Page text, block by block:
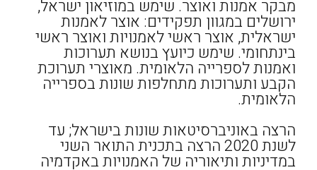
מבקר אמנות ואוצר. שימש במוזיאון ישראל,
ירושלים במגוון תפקידים: אוצר לאמנות
ישראלית, אוצר ראשי לאמנויות ואוצר ראשי
בינתחומי. שימש כיועץ בנושא תערוכות
ואמנות לספרייה הלאומית. מאוצרי תערוכת
הקבע ותערוכות מתחלפות שונות בספרייה
הלאומית.
הרצה באוניברסיטאות שונות בישראל; עד
לשנת 2020 הרצה בתכנית התואר השני
במדיניות ותיאוריה של האמנויות באקדמיה